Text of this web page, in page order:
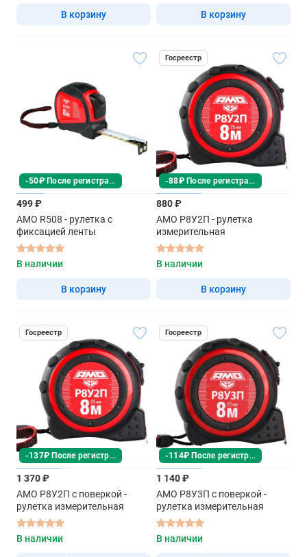
В корзину В корзину
-50₽ После регистрации
499 ₽
AMO R508 - рулетка с
фиксацией ленты
В наличии
В корзину
Госреестр
-88₽ После регистрации
880 ₽
AMO Р8У2П - рулетка
измерительная
В наличии
В корзину
Госреестр
-137₽ После регистрации
1 370 ₽
AMO Р8У2П с поверкой -
рулетка измерительная
В наличии
Госреестр
-114₽ После регистрации
1 140 ₽
AMO Р8У3П с поверкой -
рулетка измерительная
В наличии